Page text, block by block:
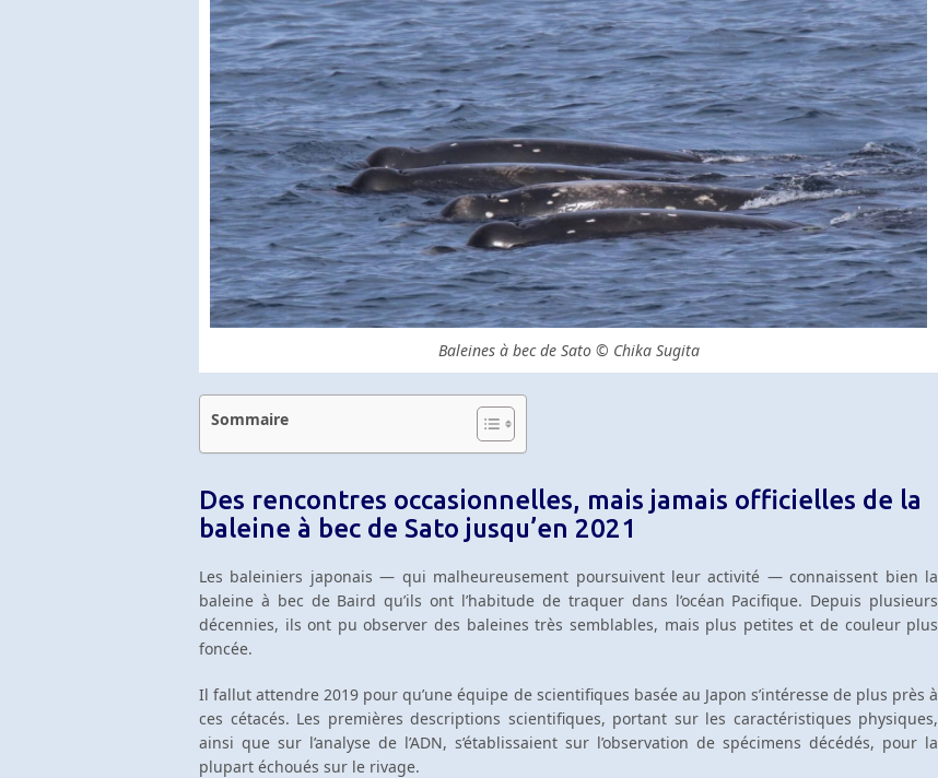
Baleines à bec de Sato © Chika Sugita
Sommaire
Des rencontres occasionnelles, mais jamais officielles de la
baleine à bec de Sato jusqu’en 2021
Les baleiniers japonais — qui malheureusement poursuivent leur activité — connaissent bien la
baleine à bec de Baird qu’ils ont l’habitude de traquer dans l’océan Pacifique. Depuis plusieurs
décennies, ils ont pu observer des baleines très semblables, mais plus petites et de couleur plus
foncée.
Il fallut attendre 2019 pour qu’une équipe de scientifiques basée au Japon s’intéresse de plus près à
ces cétacés. Les premières descriptions scientifiques, portant sur les caractéristiques physiques,
ainsi que sur l’analyse de l’ADN, s’établissaient sur l’observation de spécimens décédés, pour la
plupart échoués sur le rivage.